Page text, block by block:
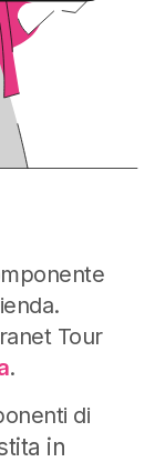
Tour
.
di
in